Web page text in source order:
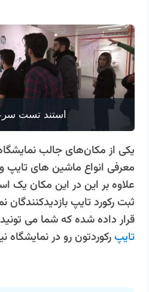
استند تست
یکی از مکان‌های جالب
معرفی انواع ماشین های
علاوه بر این در این مکان یک
ثبت رکورد تایپ بازدیدکنندگان
قرار داده شده که شما می تونید
تایپرکوردتون رو در نمایشگاه